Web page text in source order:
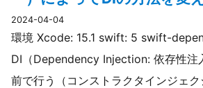
2024-04-04
環境 Xcode: 15.1 swift: 5 swift-
DI（Dependency Injection: 依存性注
前で行う（コンストラクタインジェ